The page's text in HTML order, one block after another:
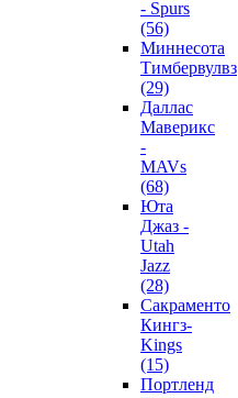
- Spurs
(56)
Миннесота
Тимбервулвз
(29)
Даллас
Маверикс
-
MAVs
(68)
Юта
Джаз -
Utah
Jazz
(28)
Сакраменто
Кингз-
Kings
(15)
Портленд